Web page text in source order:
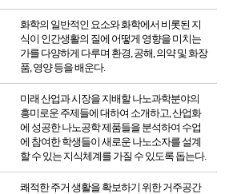
화학의 일반적인 요소와 화학에서 비롯된 지
식이 인간생활의 질에 어떻게 영향을 미치는
가를 다양하게 다루며 환경, 공해, 의약 및 화장
품, 영양 등을 배운다.
미래 산업과 시장을 지배할 나노과학분야의
흥미로운 주제들에 대하여 소개하고, 산업화
에 성공한 나노공학 제품들을 분석하여 수업
에 참여한 학생들이 새로운 나노소자를 설계
할 수 있는 지식체계를 가질 수 있도록 돕는다.
쾌적한 주거 생활을 확보하기 위한 거주공간